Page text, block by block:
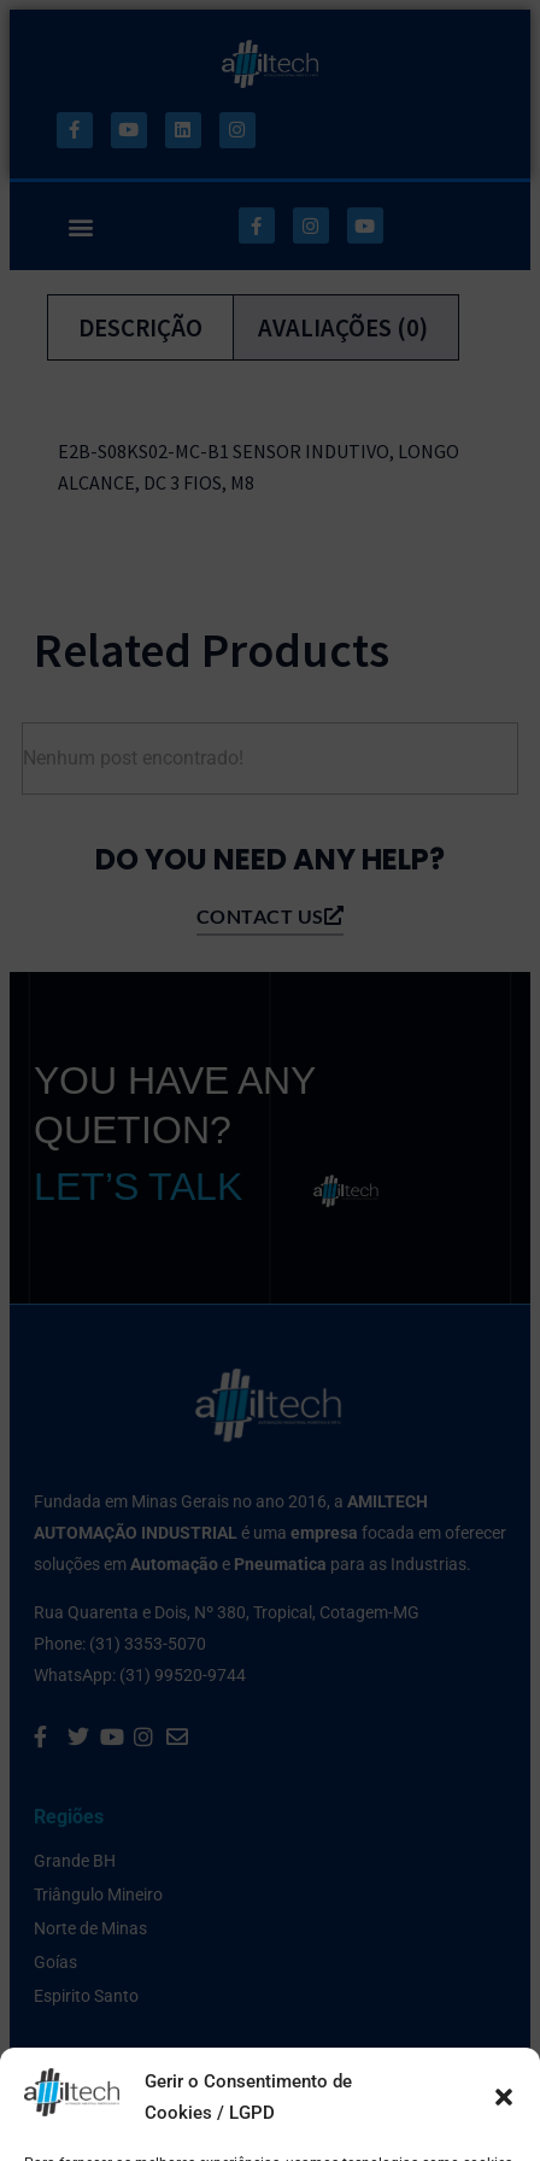
Gerir o Consentimento de
Cookies / LGPD
DESCRIÇÃO AVALIAÇÕES (0)
E2B-S08KS02-MC-B1 SENSOR INDUTIVO, LONGO
ALCANCE, DC 3 FIOS, M8
Related Products
Nenhum post encontrado!
DO YOU NEED ANY HELP?
CONTACT US
YOU HAVE ANY
QUETION?
LET’S TALK
Fundada em Minas Gerais no ano 2016, a AMILTECH
AUTOMAÇÃO INDUSTRIAL é uma empresa focada em oferecer
soluções em Automação e Pneumatica para as Industrias.
Rua Quarenta e Dois, Nº 380, Tropical, Cotagem-MG
Phone: (31) 3353-5070
WhatsApp: (31) 99520-9744
Regiões
Grande BH
Triângulo Mineiro
Norte de Minas
Goías
Espirito Santo
Links Úteis
Política de Privacidade